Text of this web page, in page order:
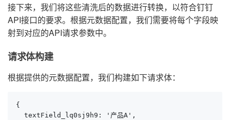
接下来，我们将这些清洗后的数据进行转换，以符合钉钉
API接口的要求。根据元数据配置，我们需要将每个字段映
射到对应的API请求参数中。
请求体构建
根据提供的元数据配置，我们构建如下请求体：
{
  textField_lq0sj9h9: '产品A',